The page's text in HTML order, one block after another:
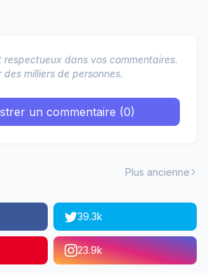
respectueux dans vos commentaires.
des milliers de personnes.
un commentaire (0)
Plus ancienne
39.3k
23.9k